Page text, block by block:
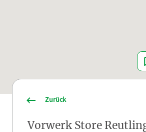
Zurück
Vorwerk Store